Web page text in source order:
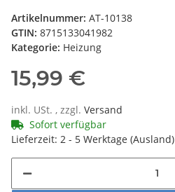
Artikelnummer: AT-10138
GTIN: 8715133041982
Kategorie: Heizung
15,99 €
inkl. USt. , zzgl. Versand
Sofort verfügbar
Lieferzeit: 2 - 5 Werktage (Ausland)